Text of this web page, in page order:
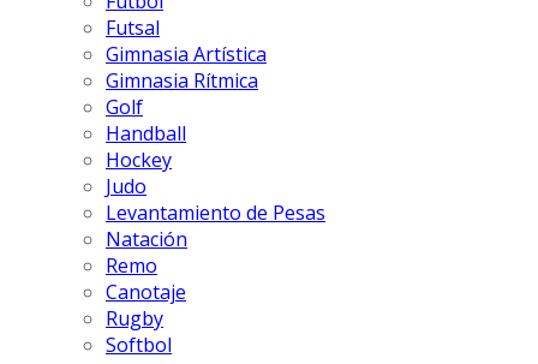
Futsal
Gimnasia Artística
Gimnasia Rítmica
Golf
Handball
Hockey
Judo
Levantamiento de Pesas
Natación
Remo
Canotaje
Rugby
Softbol